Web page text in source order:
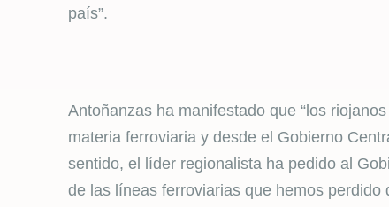
país”.
Antoñanzas ha manifestado que “los
materia ferroviaria y desde el Gobierno
sentido, el líder regionalista ha pedido al
de las líneas ferroviarias que hemos